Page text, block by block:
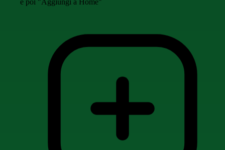
e poi "Aggiungi a Home"